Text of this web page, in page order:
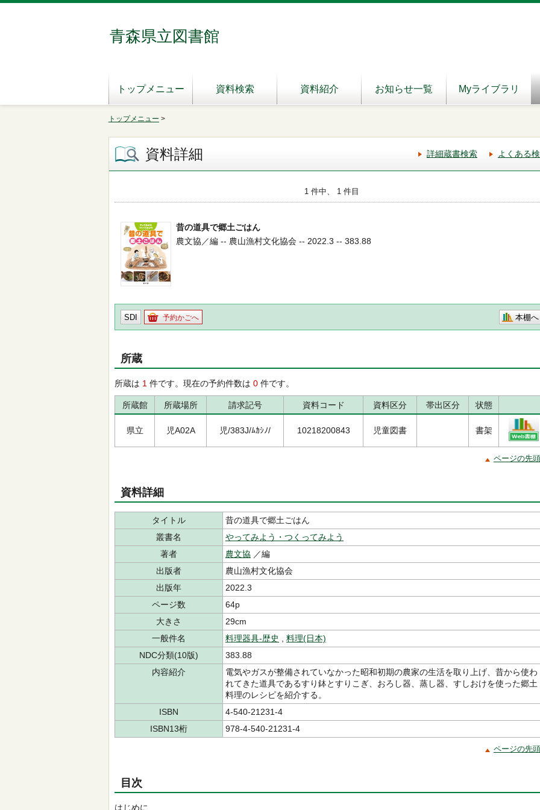
青森県立図書館
トップメニュー 資料検索 資料紹介 お知らせ一覧 Myライブラリ
トップメニュー >
資料詳細 詳細蔵書検索 よくある
1 件中、 1 件目
昔の道具で郷土ごはん
農文協／編 -- 農山漁村文化協会 -- 2022.3 -- 383.88
SDI 予約かごへ 本棚へ
所蔵
所蔵は 1 件です。現在の予約件数は 0 件です。
所蔵館 所蔵場所 請求記号 資料コード 資料区分 帯出区分 状態
県立 児A02A 児/383J/ﾑｶｼﾉ/ 10218200843 児童図書 書架
ページの先
資料詳細
タイトル
昔の道具で郷土ごはん
叢書名
やってみよう・つくってみよう
著者
農文協 ／編
出版者
農山漁村文化協会
出版年
2022.3
ページ数
64p
大きさ
29cm
一般件名
料理器具-歴史
料理(日本)
NDC分類(10版)
383.88
内容紹介
電気やガスが整備されていなかった昭和初期の農家の生活を取り上げ、昔から使わ
れてきた道具であるすり鉢とすりこぎ、おろし器、蒸し器、すしおけを使った郷土
料理のレシピを紹介する。
ISBN
4-540-21231-4
ISBN13桁
978-4-540-21231-4
ページの先
目次
はじめに